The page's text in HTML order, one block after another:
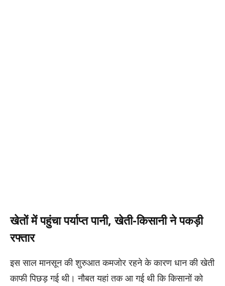
खेतों में पहुंचा पर्याप्त पानी, खेती-किसानी ने पकड़ी
रफ्तार
इस साल मानसून की शुरुआत कमजोर रहने के कारण धान की खेती
काफी पिछड़ गई थी। नौबत यहां तक आ गई थी कि किसानों को